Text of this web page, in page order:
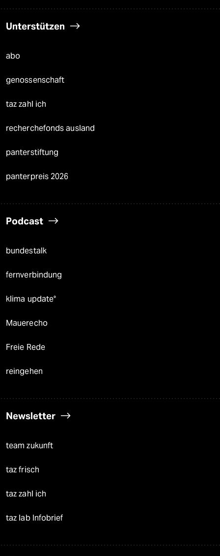
Unterstützen
abo
genossenschaft
taz zahl ich
recherchefonds ausland
panterstiftung
panterpreis 2026
Podcast
bundestalk
fernverbindung
klima update°
Mauerecho
Freie Rede
reingehen
Newsletter
team zukunft
taz frisch
taz zahl ich
taz lab Infobrief